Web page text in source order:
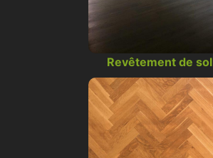
Revêtement de sol